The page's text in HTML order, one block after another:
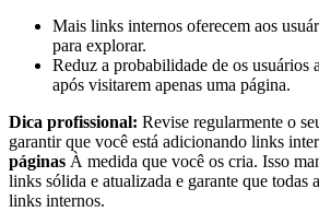
Mais links internos oferecem aos
para explorar.
Reduz a probabilidade de os usuários
após visitarem apenas uma página.
Dica profissional: Revise regularmente o
garantir que você está adicionando links
páginas À medida que você os cria. Isso
links sólida e atualizada e garante que todas
links internos.